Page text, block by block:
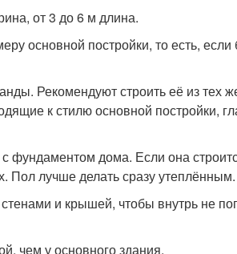
от 3 до 6 м длина.
основной постройки, то есть,
Рекомендуют строить её из тех
к стилю основной постройки,
фундаментом дома. Если она
Пол лучше делать сразу утеплённым.
и крышей, чтобы внутрь не
чем у основного здания.